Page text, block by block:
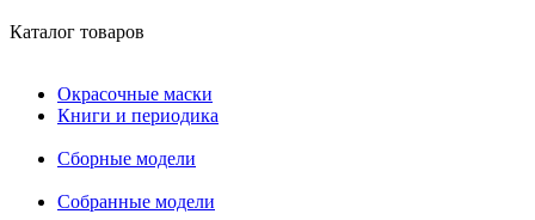
Каталог товаров
Окрасочные маски
Книги и периодика
Сборные модели
Собранные модели